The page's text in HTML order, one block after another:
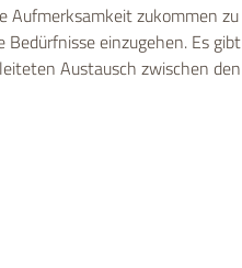
Aufmerksamkeit zukommen zu
einzugehen. Es gibt
Austausch zwischen den